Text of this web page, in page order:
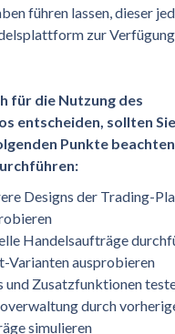
führen lassen, dieser
zur
für die Nutzung des
entscheiden, sollten
Punkte
Designs der Trading-
Handelsaufträge
Varianten ausprobieren
und Zusatzfunktionen
durch
simulieren